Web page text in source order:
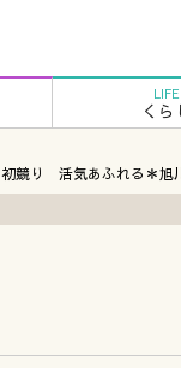
LIFE
くら
初競り 活気あふれる＊旭